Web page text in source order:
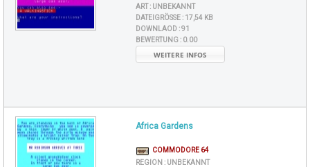
ART : UNBEKANNT
DATEIGRÖSSE : 17,54 KB
DOWNLAOD :91
BEWERTUNG : 0.00
WEITERE INFOS
Africa Gardens
COMMODORE 64
REGION : UNBEKANNT